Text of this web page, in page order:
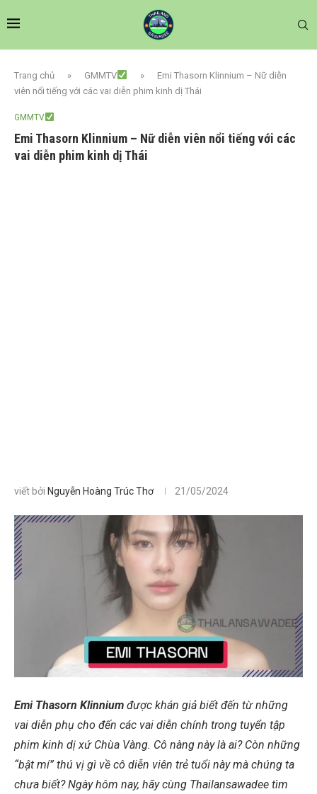
Trang chủ » GMMTV »
Emi Thasorn Klinnium – Nữ diễn
viên nổi tiếng với các vai diễn phim kinh dị Thái
GMMTV
Emi Thasorn Klinnium – Nữ diễn viên nổi tiếng với các
vai diễn phim kinh dị Thái
viết bởi Nguyễn Hoàng Trúc Thơ 21/05/2024
Emi Thasorn Klinnium được khán giả biết đến từ những
vai diễn phụ cho đến các vai diễn chính trong tuyển tập
phim kinh dị xứ Chùa Vàng. Cô nàng này là ai? Còn những
“bật mí” thú vị gì về cô diễn viên trẻ tuổi này mà chúng ta
chưa biết? Ngày hôm nay, hãy cùng Thailansawadee tìm